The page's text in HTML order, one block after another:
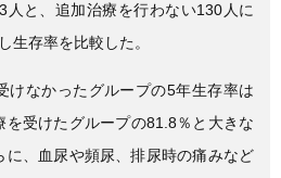
と、追加治療を行わない130人に
生存率を比較した。
けなかったグループの5年生存率は
受けたグループの81.8％と大きな
に、血尿や頻尿、排尿時の痛みなど